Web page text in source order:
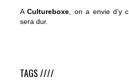
ACultureboxe, on a envie d’y
sera dur.
TAGS ////